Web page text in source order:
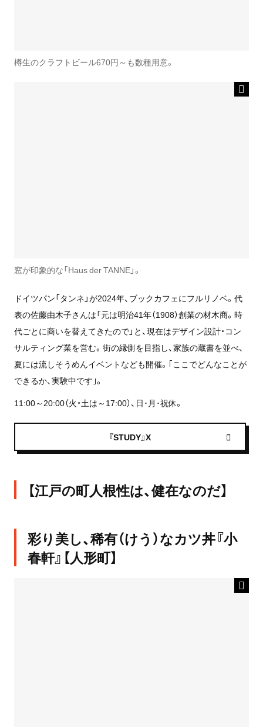
樽生のクラフトビール670円～も数種用意。
窓が印象的な「Haus der TANNE」。
ドイツパン「タンネ」が2024年、ブックカフェにフルリノベ。代
表の佐藤由木子さんは「元は明治41年（1908）創業の材木商。時
代ごとに商いを替えてきたので」と、現在はデザイン設計・コン
サルティング業を営む。街の縁側を目指し、家族の蔵書を並べ、
夏には流しそうめんイベントなども開催。｢ここでどんなことが
できるか、実験中です｣。
11:00～20:00（火・土は～17:00）、日･月･祝休。
『STUDY』X
【江戸の町人根性は、健在なのだ】
彩り美し、稀有（けう）なカツ丼『小
春軒』【人形町】